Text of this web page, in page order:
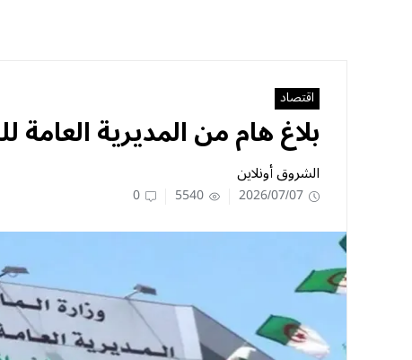
اقتصاد
بلاغ هام من المديرية العامة
الشروق أونلاين
2026/07/07
5540
0